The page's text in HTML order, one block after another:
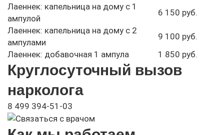
Лаеннек: капельница на дому с 1
ампулой
6 150 руб.
Лаеннек: капельница на дому с 2
ампулами
9 100 руб.
Лаеннек: добавочная 1 ампула
1 850 руб.
Круглосуточный вызов
нарколога
8 499 394-51-03